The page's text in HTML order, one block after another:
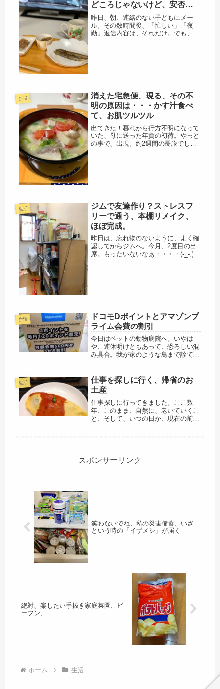
どころじゃないけど、安否確
認できた！
昨日、朝、連絡のない子どもにメー
ル。その数時間後、「忙しい」「夜
勤」返信内容は、それだけ。でも、返
生活
消えた宅急便、現る、その不
明の原因は・・・かす汁食べ
て、お肌ツルツル
出てきた！暮れから行方不明になって
いた、母に送った年賀の初荷。やっと
の事で、出現。約2週間の長旅でし
生活
ジムで友達作り？ストレスフ
リーで通う、本棚リメイク、
ほぼ完成。
昨日は、忘れ物のないように、よく確
認してからジムへ。今月、2度目の出
席。もったいないなぁ・・・・(-_-;)ジ
生活
ドコモDポイントとアマゾンプ
ライム会費の割引
今日はペットの動物病院へ。いやは
や、連休明けともあって、恐ろしい混
み具合。我が家のような鳥まで診ても
フィラリアの時期も重なってるから参
りました。初診で、予約が取れなかっ
たの...
生活
仕事を探しに行く、帰省のお
土産
仕事探しに行ってきました。ここ数
年、このまま、自然に、老いていくこ
と、そして、いつの日か、現在の前期
り...
スポンサーリンク
笑わないでね、私の災害備蓄、いざ
という時の「イザメシ」が届く
絶対、楽したい手抜き家庭菜園、ビ
ーフン、
ホーム 生活